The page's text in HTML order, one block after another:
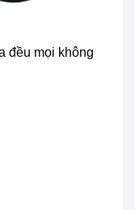
đều mọi không